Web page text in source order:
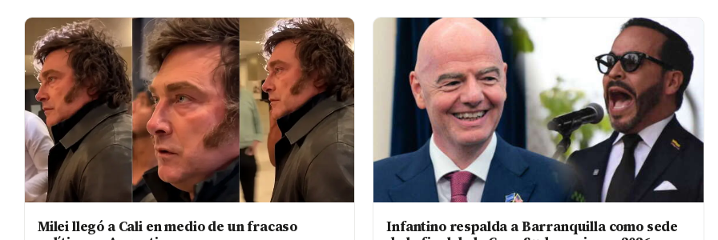
Milei llegó a Cali en medio de un fracaso
Infantino respalda a Barranquilla como sede